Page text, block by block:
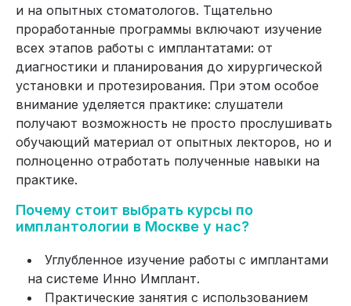
и на опытных стоматологов. Тщательно
проработанные программы включают изучение
всех этапов работы с имплантатами: от
диагностики и планирования до хирургической
установки и протезирования. При этом особое
внимание уделяется практике: слушатели
получают возможность не просто прослушивать
обучающий материал от опытных лекторов, но и
полноценно отработать полученные навыки на
практике.
Почему стоит выбрать курсы по
имплантологии в Москве у нас?
Углубленное изучение работы с имплантами
на системе Инно Имплант.
Практические занятия с использованием